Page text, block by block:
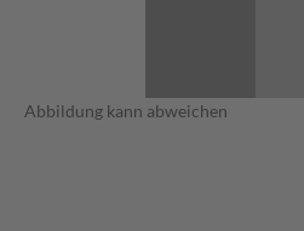
Abbildung kann abweichen